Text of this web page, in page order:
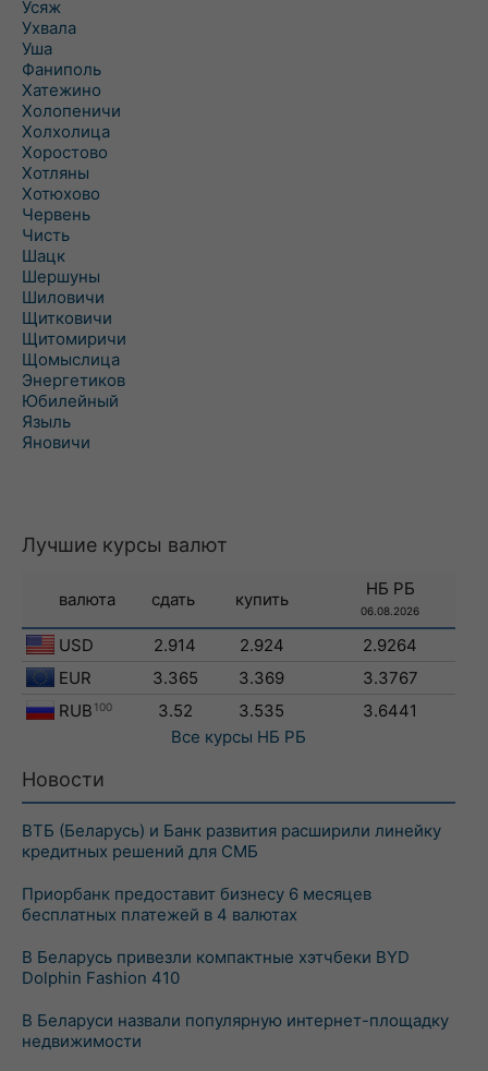
Усяж
Ухвала
Уша
Фаниполь
Хатежино
Холопеничи
Холхолица
Хоростово
Хотляны
Хотюхово
Червень
Чисть
Шацк
Шершуны
Шиловичи
Щитковичи
Щитомиричи
Щомыслица
Энергетиков
Юбилейный
Языль
Яновичи
Лучшие курсы валют
валюта сдать купить
НБ РБ
06.08.2026
USD 2.914 2.924
2.9264
EUR
3.365 3.369
3.3767
RUB 100 3.52 3.535
3.6441
Все курсы НБ РБ
Новости
ВТБ (Беларусь) и Банк развития расширили линейку
кредитных решений для СМБ
Приорбанк предоставит бизнесу 6 месяцев
бесплатных платежей в 4 валютах
В Беларусь привезли компактные хэтчбеки BYD
Dolphin Fashion 410
В Беларуси назвали популярную интернет-площадку
недвижимости